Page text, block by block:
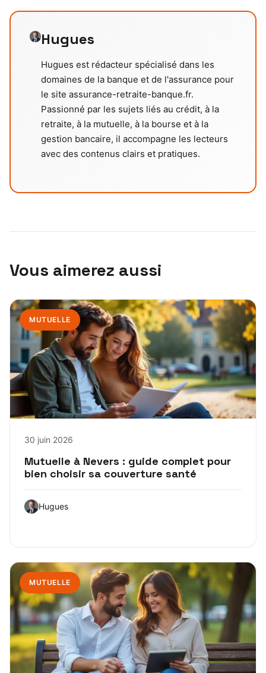
Hugues
Hugues est rédacteur spécialisé dans les
domaines de la banque et de l'assurance pour
le site assurance-retraite-banque.fr.
Passionné par les sujets liés au crédit, à la
retraite, à la mutuelle, à la bourse et à la
gestion bancaire, il accompagne les lecteurs
avec des contenus clairs et pratiques.
Vous aimerez aussi
MUTUELLE
30 juin 2026
Mutuelle à Nevers : guide complet pour
bien choisir sa couverture santé
Hugues
MUTUELLE